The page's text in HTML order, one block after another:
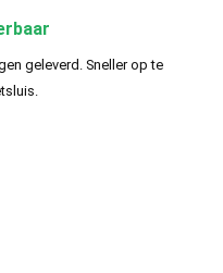
geleverd. Sneller op te